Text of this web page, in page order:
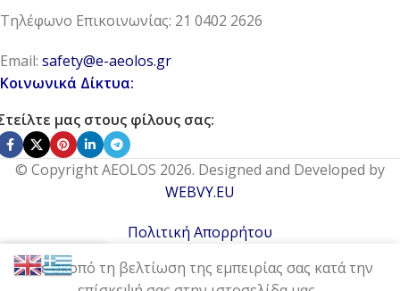
Τηλέφωνο Επικοινωνίας: 21 0402 2626
Email: safety@e-aeolos.gr
Κοινωνικά Δίκτυα:
μας στους φίλους σας:
© Copyright AEOLOS 2026. Designed and Developed by
WEBVY.EU
Πολιτική Απορρήτου
Με σκοπό τη βελτίωση της εμπειρίας σας κατά την
WishlistCompare